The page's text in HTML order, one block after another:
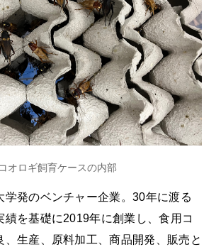
コオロギ飼育ケースの内部
学発のベンチャー企業。30年に渡る
績を基礎に2019年に創業し、食用コ
、生産、原料加工、商品開発、販売と